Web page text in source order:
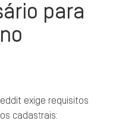
para
exige requisitos
cadastrais: